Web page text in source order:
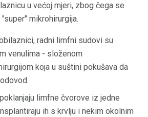
u većoj mjeri, zbog čega se
mikrohirurgija.
radni limfni sudovi su
venulima - složenom
koja u suštini pokušava da
limfne čvorove iz jedne
ih s krvlju i nekim okolnim